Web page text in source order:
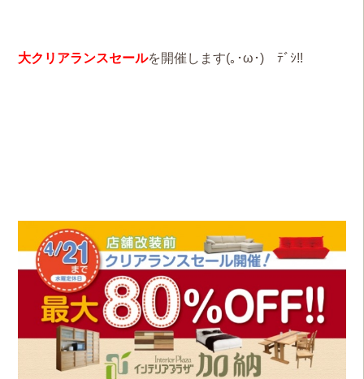
大クリアランスセールを開催します(｡･ω･)ゞﾃﾞｼ!!